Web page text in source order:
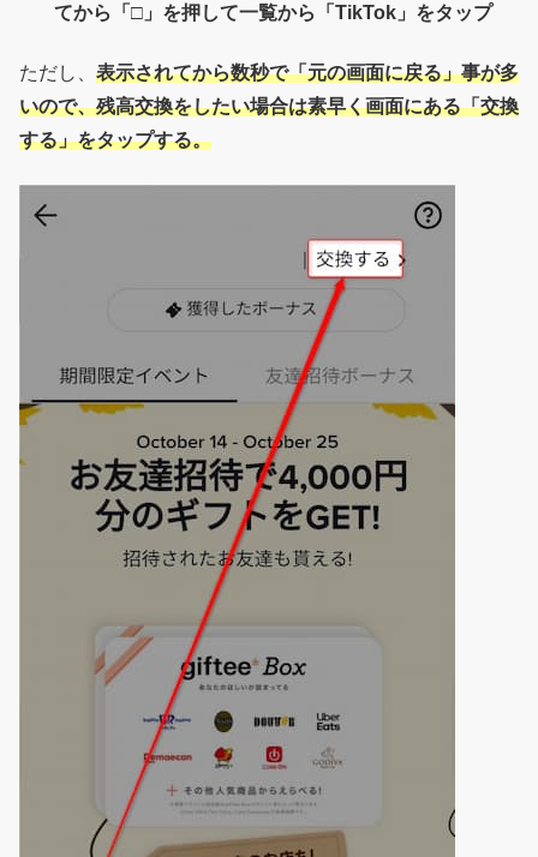
てから「□」を押して一覧から「TikTok」をタップ
ただし、 表示されてから数秒で「元の画面に戻る」事が多
いので、残高交換をしたい場合は素早く画面にある「交換
する」をタップする。